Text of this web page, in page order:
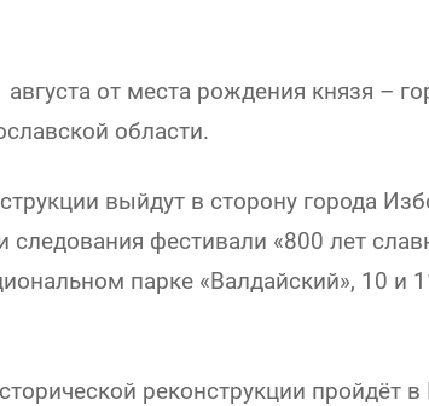
от места рождения князя –
области.
выйдут в сторону города
следования фестивали «800 лет
парке «Валдайский», 10 и
реконструкции пройдёт